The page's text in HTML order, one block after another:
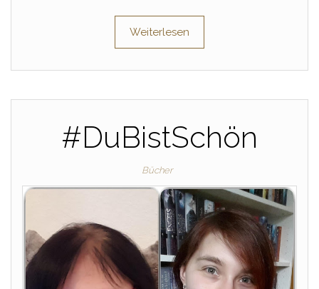
Weiterlesen
#DuBistSchön
Bücher